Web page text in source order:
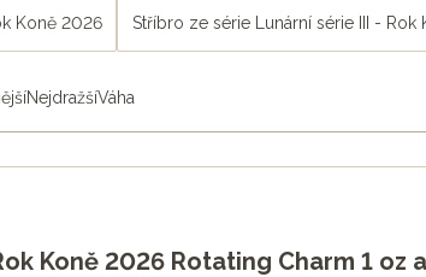
blízko cen investičních mincí a slitků.
vždy od každé mince více kusů,
sadu, bývá mu později líto ji prodat,
III
Koně 2026 Stříbro ze série Lunární série III - Rok
NejdražšíVáha
Koně 2026 Rotating Charm 1